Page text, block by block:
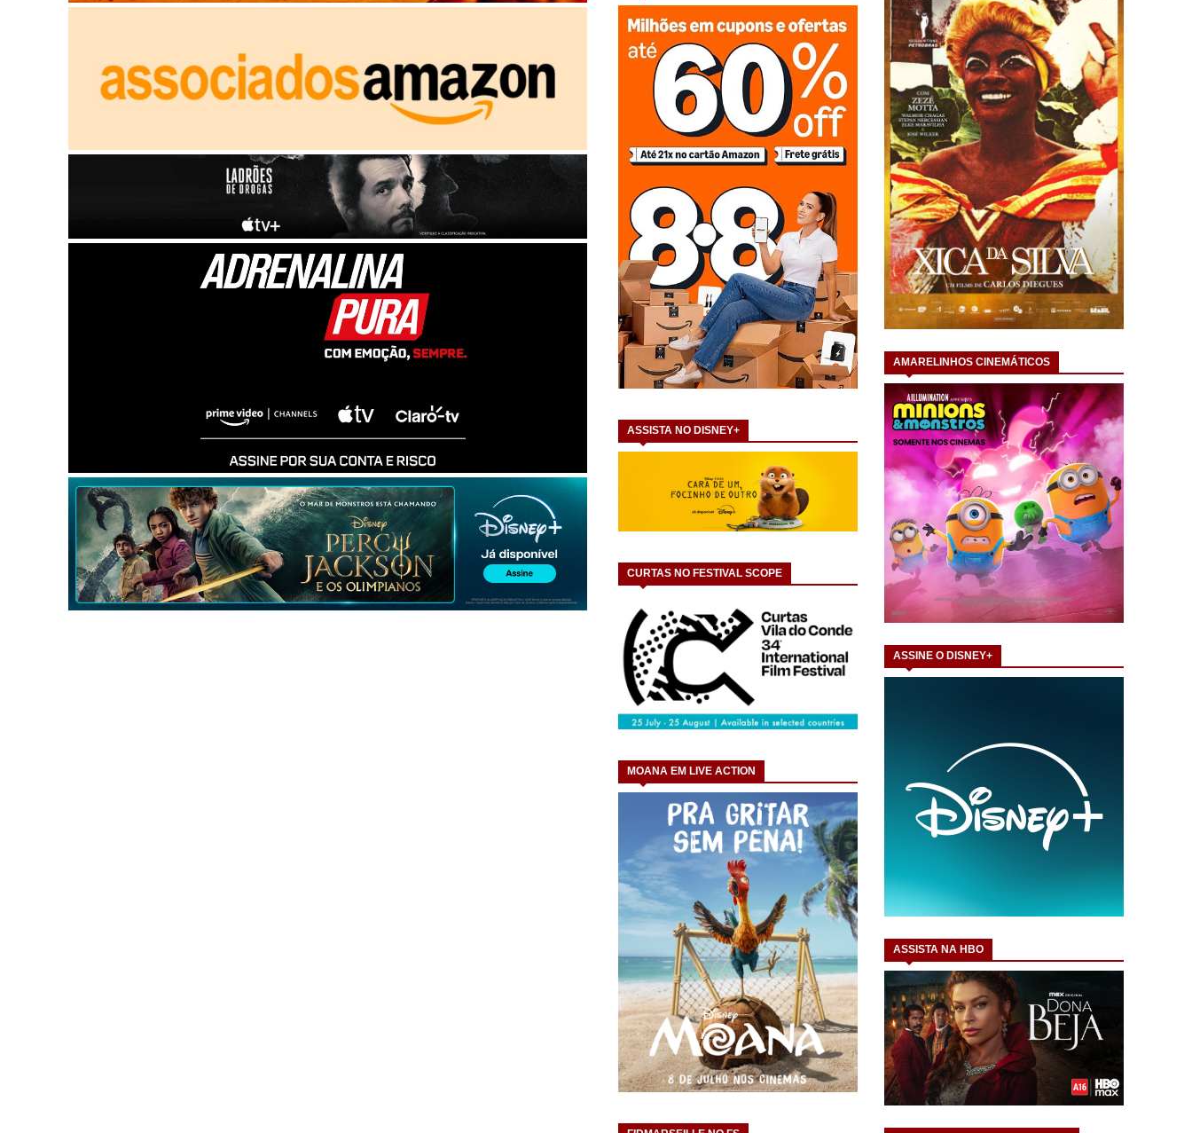
ASSISTA NO DISNEY+
CURTAS NO FESTIVAL SCOPE
MOANA EM LIVE ACTION
AMARELINHOS CINEMÁTICOS
ASSINE O DISNEY+
ASSISTA NA HBO